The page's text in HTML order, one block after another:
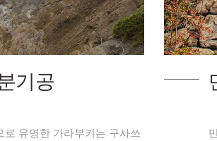
시도
당)는 오래 전부터 만자 온천